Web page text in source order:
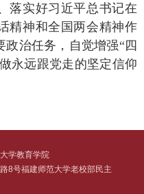
落实好习近平总书记在
精神和全国两会精神作
政治任务，自觉增强“四
永远跟党走的坚定信仰
学教育学院
8号福建师范大学老校部民主